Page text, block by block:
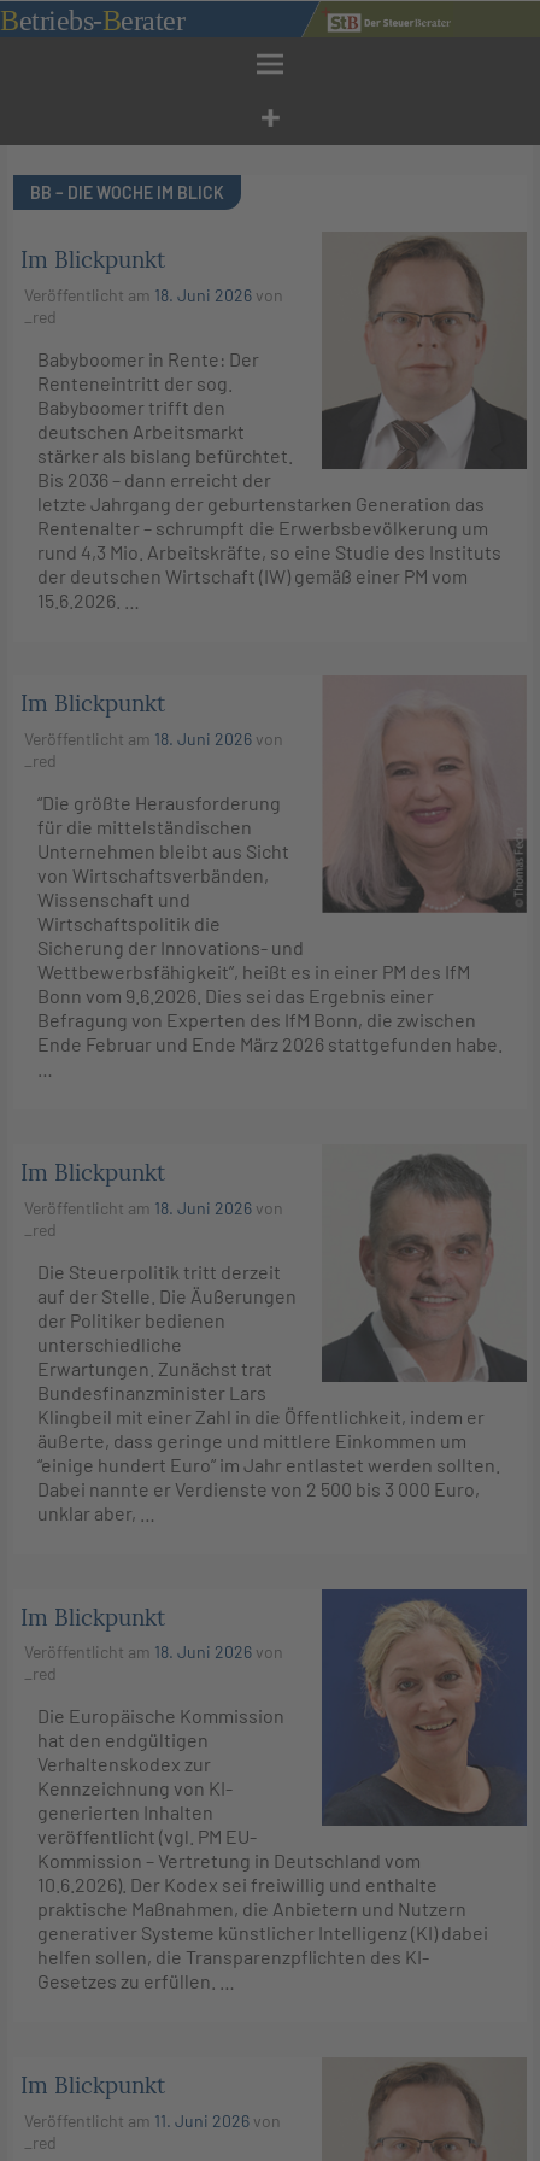
Zum
Inhalt
Betriebs-Berater
BB – DIE WOCHE IM BLICK
Im Blickpunkt
Veröffentlicht am 18. Juni 2026von
_red
Babyboomer in Rente: Der
Renteneintritt der sog.
Babyboomer trifft den
deutschen Arbeitsmarkt
stärker als bislang befürchtet.
Bis 2036 – dann erreicht der
letzte Jahrgang der geburtenstarken Generation das
Rentenalter – schrumpft die Erwerbsbevölkerung um
rund 4,3 Mio. Arbeitskräfte, so eine Studie des Instituts
der deutschen Wirtschaft (IW) gemäß einer PM vom
15.6.2026. …
Im Blickpunkt
Veröffentlicht am 18. Juni 2026von
_red
“Die größte Herausforderung
für die mittelständischen
Unternehmen bleibt aus Sicht
von Wirtschaftsverbänden,
Wissenschaft und
Wirtschaftspolitik die
Sicherung der Innovations- und
Wettbewerbsfähigkeit”, heißt es in einer PM des IfM
Bonn vom 9.6.2026. Dies sei das Ergebnis einer
Befragung von Experten des IfM Bonn, die zwischen
Ende Februar und Ende März 2026 stattgefunden habe.
Im Blickpunkt
Veröffentlicht am 18. Juni 2026von
_red
Die Steuerpolitik tritt derzeit
auf der Stelle. Die Äußerungen
der Politiker bedienen
unterschiedliche
Erwartungen. Zunächst trat
Bundesfinanzminister Lars
Klingbeil mit einer Zahl in die Öffentlichkeit, indem er
äußerte, dass geringe und mittlere Einkommen um
“einige hundert Euro” im Jahr entlastet werden sollten.
Dabei nannte er Verdienste von 2 500 bis 3 000 Euro,
unklar aber, …
Im Blickpunkt
Veröffentlicht am 18. Juni 2026von
_red
Die Europäische Kommission
hat den endgültigen
Verhaltenskodex zur
Kennzeichnung von KI-
generierten Inhalten
veröffentlicht (vgl. PM EU-
Kommission – Vertretung in Deutschland vom
10.6.2026). Der Kodex sei freiwillig und enthalte
praktische Maßnahmen, die Anbietern und Nutzern
generativer Systeme künstlicher Intelligenz (KI) dabei
helfen sollen, die Transparenzpflichten des KI-
Gesetzes zu erfüllen. …
Im Blickpunkt
Veröffentlicht am 11. Juni 2026von
_red